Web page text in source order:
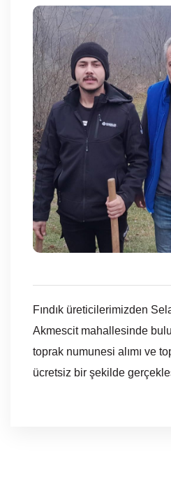
Fındık üreticilerimizden
Akmescit mahallesinde
toprak numunesi alımı ve
ücretsiz bir şekilde